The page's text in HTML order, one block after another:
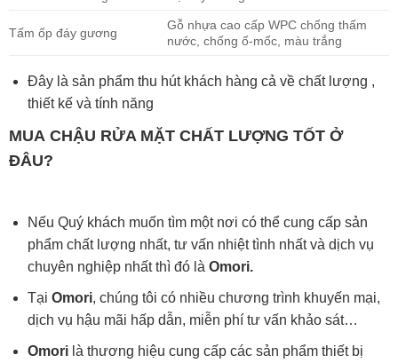
Tấm ốp đáy gương
Gỗ nhựa cao cấp WPC chống thấm
nước, chống ố-mốc, màu trắng
Đây là sản phẩm thu hút khách hàng cả về chất lượng ,
thiết kế và tính năng
MUA CHẬU RỬA MẶTCHẤT LƯỢNG TỐT Ở
ĐÂU?
Nếu Quý khách muốn tìm một nơi có thể cung cấp sản
phẩm chất lượng nhất, tư vấn nhiệt tình nhất và dịch vụ
chuyên nghiệp nhất thì đó là Omori.
Tại Omori, chúng tôi có nhiều chương trình khuyến mại,
dịch vụ hậu mãi hấp dẫn, miễn phí tư vấn khảo sát…
Omori là thương hiệu cung cấp các sản phẩm thiết bị